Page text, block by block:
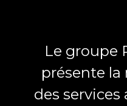
Le groupe
présente
des